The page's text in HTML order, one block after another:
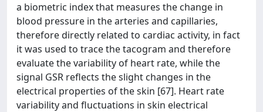
a biometric index that measures the change in
blood pressure in the arteries and capillaries,
therefore directly related to cardiac activity, in fact
it was used to trace the tacogram and therefore
evaluate the variability of heart rate, while the
signal GSR reflects the slight changes in the
electrical properties of the skin [67]. Heart rate
variability and fluctuations in skin electrical